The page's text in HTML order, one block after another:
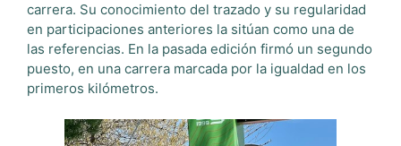
carrera. Su conocimiento del trazado y su regularidad
en participaciones anteriores la sitúan como una de
las referencias. En la pasada edición firmó un segundo
puesto, en una carrera marcada por la igualdad en los
primeros kilómetros.